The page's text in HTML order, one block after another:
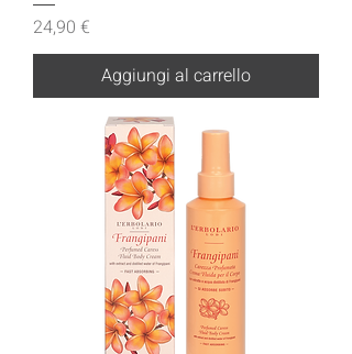
Prezzo
24,90 €
Aggiungi al carrello